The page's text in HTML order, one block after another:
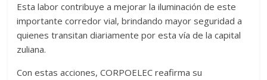
Esta labor contribuye a mejorar la iluminación de este
importante corredor vial, brindando mayor seguridad a
quienes transitan diariamente por esta vía de la capital
zuliana.
Con estas acciones, CORPOELEC reafirma su